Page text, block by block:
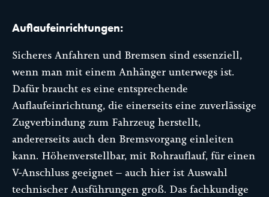
Auflaufeinrichtungen:
Sicheres Anfahren und Bremsen sind essenziell,
wenn man mit einem Anhänger unterwegs ist.
Dafür braucht es eine entsprechende
Auflaufeinrichtung, die einerseits eine zuverlässige
Zugverbindung zum Fahrzeug herstellt,
andererseits auch den Bremsvorgang einleiten
kann. Höhenverstellbar, mit Rohrauflauf, für einen
V-Anschluss geeignet – auch hier ist Auswahl
technischer Ausführungen groß. Das fachkundige